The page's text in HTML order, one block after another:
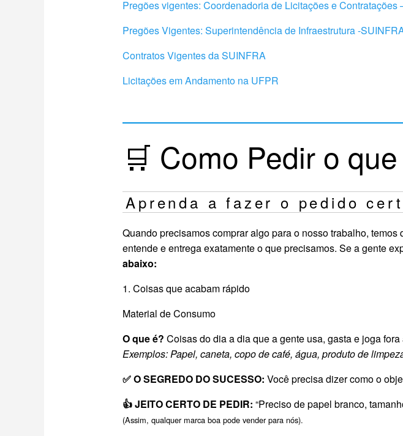
Pregões vigentes: Coordenadoria de Licitações e Contratações
Pregões Vigentes: Superintendência de Infraestrutura -
Contratos Vigentes da SUINFRA
Licitações em Andamento na UFPR
🛒 Como Pedir o
Aprenda a fazer o pedido
Quando precisamos comprar algo para o nosso trabalho,
entende e entrega exatamente o que precisamos. Se a gente
abaixo:
1. Coisas que acabam rápido
Material de Consumo
O que é? Coisas do dia a dia que a gente usa, gasta e joga
Exemplos: Papel, caneta, copo de café, água, produto de
✅ O SEGREDO DO SUCESSO: Você precisa dizer como o
👍 JEITO CERTO DE PEDIR: “Preciso de papel branco,
(Assim, qualquer marca boa pode vender para nós).